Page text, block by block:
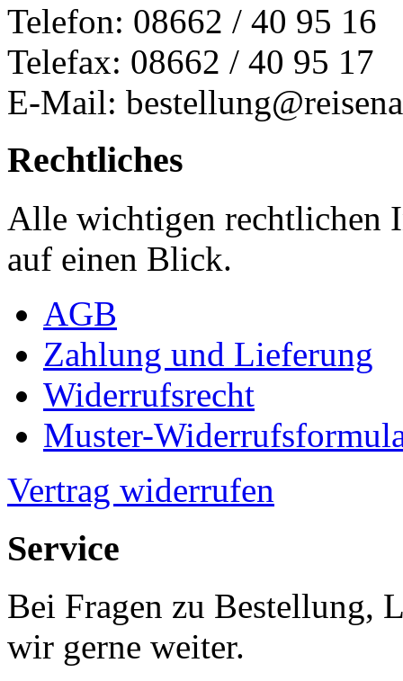
Telefon: 08662 / 40 95 16
Telefax: 08662 / 40 95 17
E-Mail:
Rechtliches
Alle wichtigen rechtlichen
auf einen Blick.
AGB
Zahlung und Lieferung
Widerrufsrecht
Muster-
Vertrag widerrufen
Service
Bei Fragen zu Bestellung,
wir gerne weiter.